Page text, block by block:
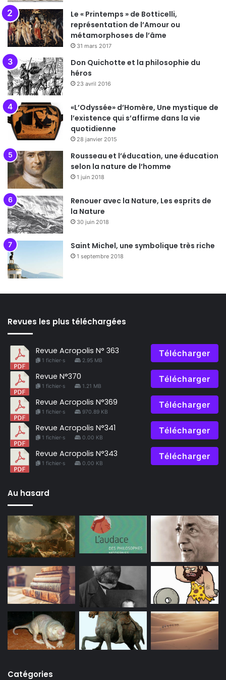
Le « Printemps » de Botticelli,
représentation de l’Amour ou
métamorphoses de l’âme
31 mars 2017
Don Quichotte et la philosophie du
héros
23 avril 2016
«L’Odyssée» d’Homère, Une mystique de
l’existence qui s’affirme dans la vie
quotidienne
28 janvier 2015
Rousseau et l’éducation, une éducation
selon la nature de l’homme
1 juin 2018
Renouer avec la Nature, Les esprits de
la Nature
30 juin 2018
Saint Michel, une symbolique très riche
1 septembre 2018
Revues les plus téléchargées
Revue Acropolis N° 363
1 fichier·s 2.95 MB
Télécharger
Revue N°370
1 fichier·s 1.21 MB
Télécharger
Revue Acropolis N°369
1 fichier·s 970.89 KB
Télécharger
Revue Acropolis N°341
1 fichier·s 0.00 KB
Télécharger
Revue Acropolis N°343
1 fichier·s 0.00 KB
Télécharger
Au hasard
Catégories